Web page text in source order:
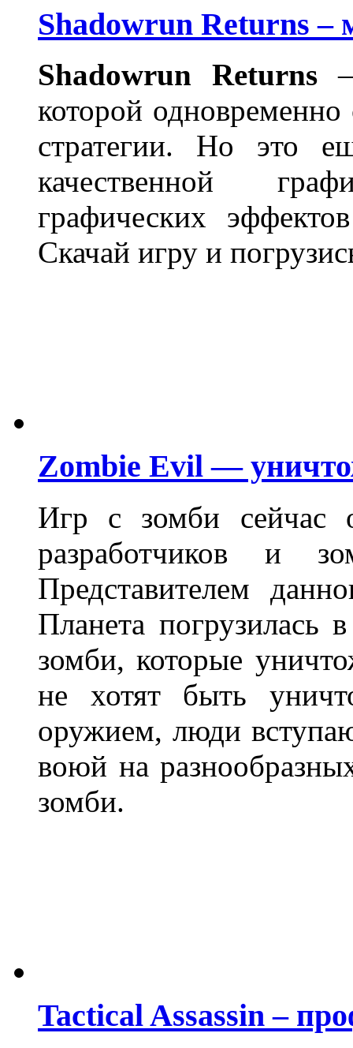
Shadowrun Returns
Shadowrun Returns–
которой
стратегии. Но это
качественной
графических
Скачай игру и
Zombie Evil —
Игр с зомби сейчас
разработчиков и
Представителем
Планета погрузилась
зомби, которые
не хотят быть
оружием, люди
воюй на
зомби.
Tactical Assassin –